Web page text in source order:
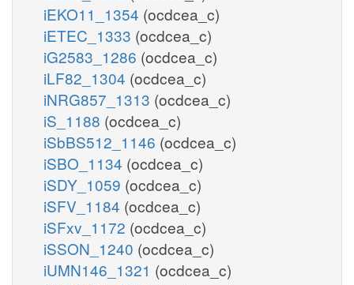
iEKO11_1354 (ocdcea_c)
iETEC_1333 (ocdcea_c)
iG2583_1286 (ocdcea_c)
iLF82_1304 (ocdcea_c)
iNRG857_1313 (ocdcea_c)
iS_1188 (ocdcea_c)
iSbBS512_1146 (ocdcea_c)
iSBO_1134 (ocdcea_c)
iSDY_1059 (ocdcea_c)
iSFV_1184 (ocdcea_c)
iSFxv_1172 (ocdcea_c)
iSSON_1240 (ocdcea_c)
iUMN146_1321 (ocdcea_c)